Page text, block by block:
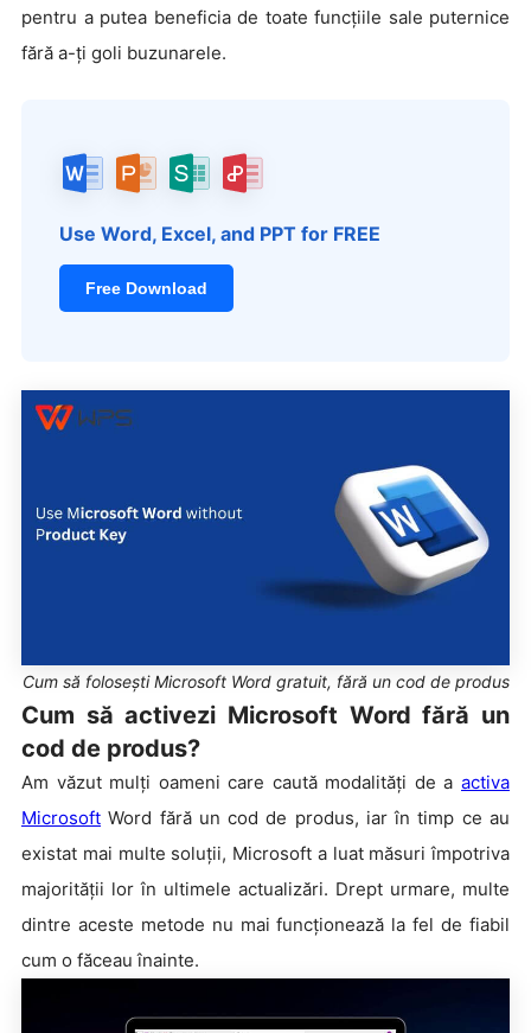
pentru a putea beneficia de toate funcțiile sale puternice
fără a-ți goli buzunarele.
Use Word, Excel, and PPT for FREE
Free Download
Cum să folosești Microsoft Word gratuit, fără un cod de produs
Cum să activezi Microsoft Word fără un
cod de produs?
Am văzut mulți oameni care caută modalități de a activa
Microsoft Word fără un cod de produs, iar în timp ce au
existat mai multe soluții, Microsoft a luat măsuri împotriva
majorității lor în ultimele actualizări. Drept urmare, multe
dintre aceste metode nu mai funcționează la fel de fiabil
cum o făceau înainte.